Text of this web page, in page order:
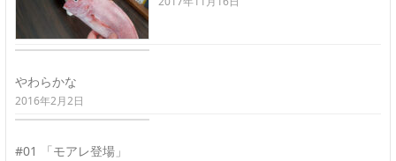
やわらかな
2016年2月2日
#01 「モアレ登場」